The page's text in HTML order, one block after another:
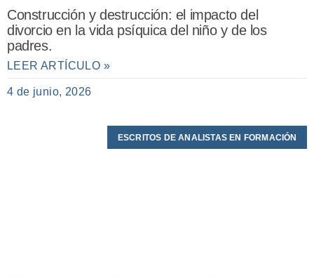
Construcción y destrucción: el impacto del
divorcio en la vida psíquica del niño y de los
padres.
LEER ARTÍCULO »
4 de junio, 2026
ESCRITOS DE ANALISTAS EN FORMACIÓN